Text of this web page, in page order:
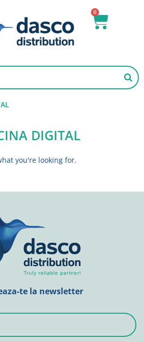
0
Cart
DIGITAL
you're looking for.
te la newsletter